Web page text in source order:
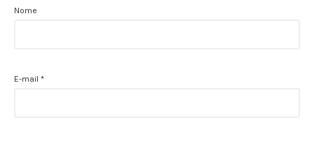
Nome
E-mail *